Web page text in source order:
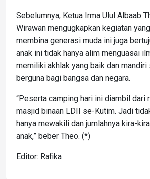
Sebelumnya, Ketua Irma Ulul Albaab
Wirawan mengugkapkan kegiatan
membina generasi muda ini juga
anak ini tidak hanya alim menguasai
memiliki akhlak yang baik dan mandiri
berguna bagi bangsa dan negara.
“Peserta camping hari ini diambil dari
masjid binaan LDII se-Kutim. Jadi
hanya mewakili dan jumlahnya kira-
anak,” beber Theo. (*)
Editor: Rafika